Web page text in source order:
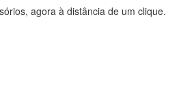
agora à distância de um clique.